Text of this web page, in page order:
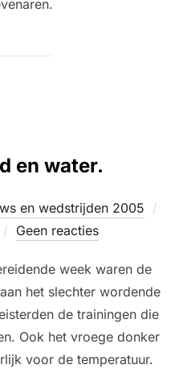
en water.
en wedstrijden 2005
Geen reacties
week waren de
het slechter wordende
de trainingen die
Ook het vroege donker
voor de temperatuur.